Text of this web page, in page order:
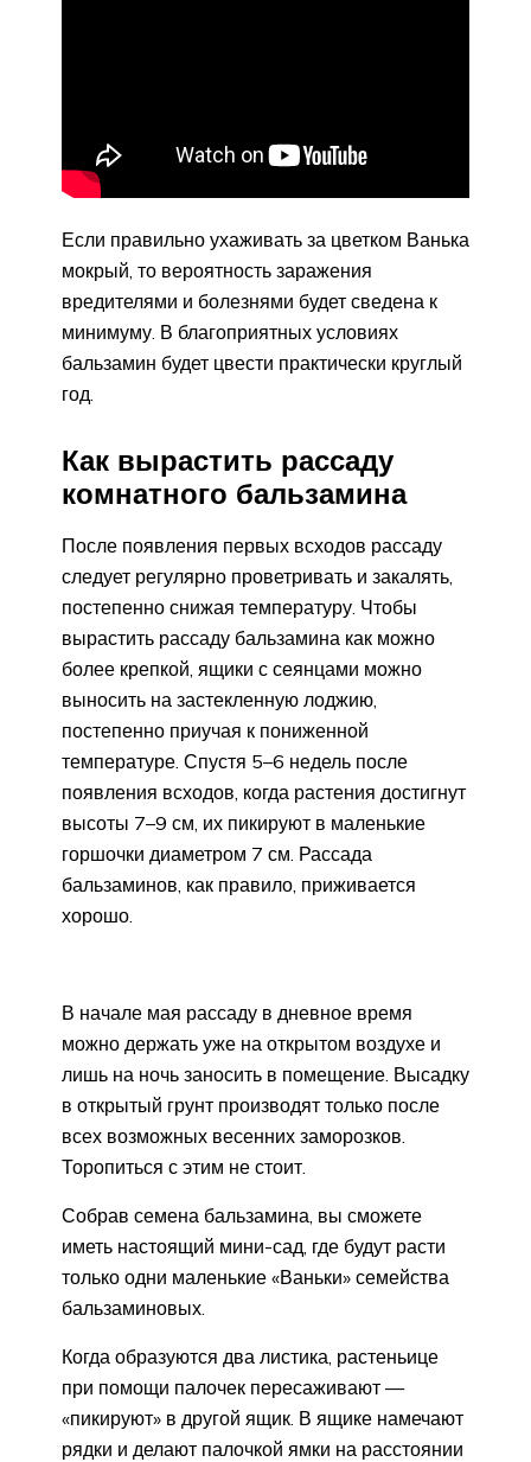
Если правильно ухаживать за цветком Ванька
мокрый, то вероятность заражения
вредителями и болезнями будет сведена к
минимуму. В благоприятных условиях
бальзамин будет цвести практически круглый
год.
Как вырастить рассаду
комнатного бальзамина
После появления первых всходов рассаду
следует регулярно проветривать и закалять,
постепенно снижая температуру. Чтобы
вырастить рассаду бальзамина как можно
более крепкой, ящики с сеянцами можно
выносить на застекленную лоджию,
постепенно приучая к пониженной
температуре. Спустя 5–6 недель после
появления всходов, когда растения достигнут
высоты 7–9 см, их пикируют в маленькие
горшочки диаметром 7 см. Рассада
бальзаминов, как правило, приживается
хорошо.
В начале мая рассаду в дневное время
можно держать уже на открытом воздухе и
лишь на ночь заносить в помещение. Высадку
в открытый грунт производят только после
всех возможных весенних заморозков.
Торопиться с этим не стоит.
Собрав семена бальзамина, вы сможете
иметь настоящий мини-сад, где будут расти
только одни маленькие «Ваньки» семейства
бальзаминовых.
Когда образуются два листика, растеньице
при помощи палочек пересаживают —
«пикируют» в другой ящик. В ящике намечают
рядки и делают палочкой ямки на расстоянии